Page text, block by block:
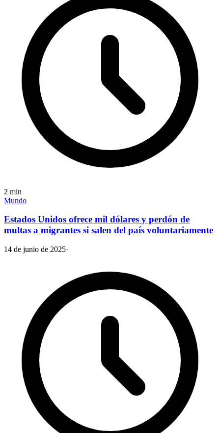
2 min
Mundo
Estados Unidos ofrece mil dólares y perdón de
multas a migrantes si salen del país voluntariamente
14 de junio de 2025·